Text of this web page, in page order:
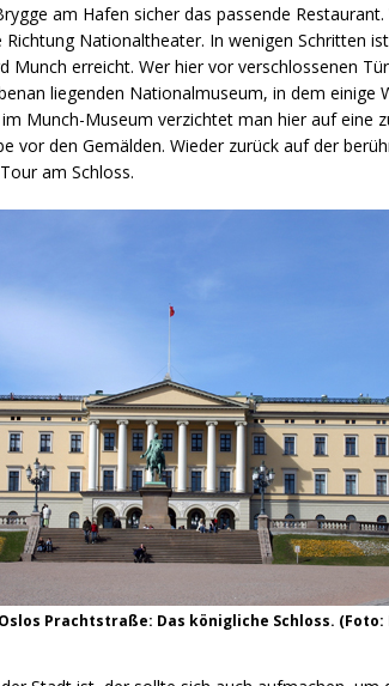
am Hafen sicher das passende
Richtung Nationaltheater. In wenigen Schritten
Munch erreicht. Wer hier vor verschlossenen
liegenden Nationalmuseum, in dem einige
Munch-Museum verzichtet man hier auf eine
vor den Gemälden. Wieder zurück auf der
am Schloss.
Prachtstraße: Das königliche Schloss.